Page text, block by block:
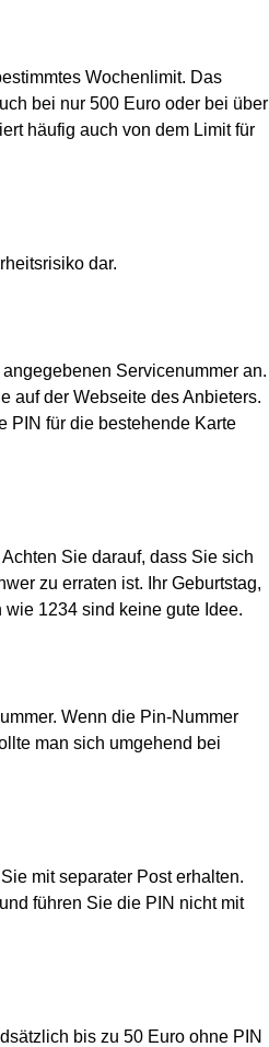
Wochenlimit. Das
bei nur 500 Euro oder bei über
häufig auch von dem Limit für
dar.
Servicenummer an.
auf der Webseite des Anbieters.
PIN für die bestehende Karte
Sie darauf, dass Sie sich
zu erraten ist. Ihr Geburtstag,
1234 sind keine gute Idee.
Wenn die Pin-Nummer
man sich umgehend bei
mit separater Post erhalten.
führen Sie die PIN nicht mit
bis zu 50 Euro ohne PIN